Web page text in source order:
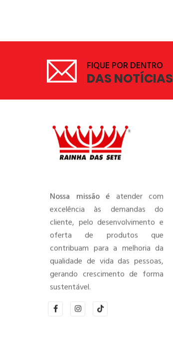
FIQUE POR DENTRO
DAS NOTÍCIAS
Nossa missão é atender com
excelência às demandas do
cliente, pelo desenvolvimento e
oferta de produtos que
contribuam para a melhoria da
qualidade de vida das pessoas,
gerando crescimento de forma
sustentável.